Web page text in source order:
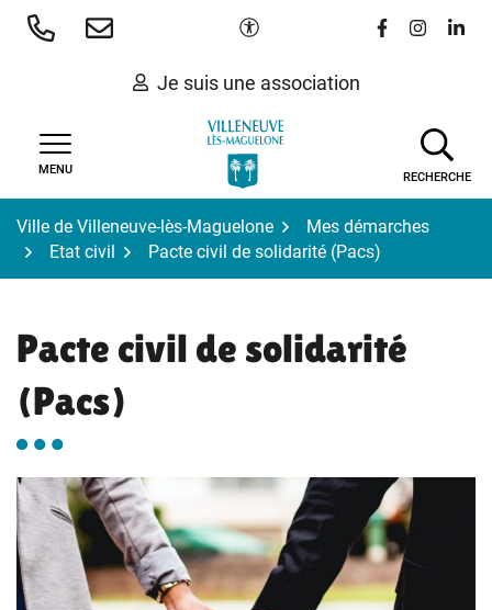
Aller
Paramètres d'accessibilité
Lien vers le
Lien vers
Lien
Je suis une association
MENU
RECHERCHE
Ville de Villeneuve-lès-Maguelone
Mes démarches
Etat civil
Pacte civil de solidarité (Pacs)
Pacte civil de solidarité
(Pacs)